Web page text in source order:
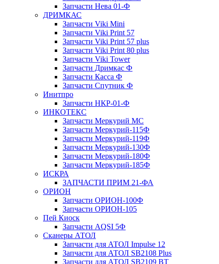
Запчасти Нева 01-Ф
ДРИМКАС
Запчасти Viki Mini
Запчасти Viki Print 57
Запчасти Viki Print 57 plus
Запчасти Viki Print 80 plus
Запчасти Viki Tower
Запчасти Дримкас Ф
Запчасти Касса Ф
Запчасти Спутник Ф
Инитпро
Запчасти НКР-01-Ф
ИНКОТЕКС
Запчасти Меркурий МС
Запчасти Меркурий-115Ф
Запчасти Меркурий-119Ф
Запчасти Меркурий-130Ф
Запчасти Меркурий-180Ф
Запчасти Меркурий-185Ф
ИСКРА
ЗАПЧАСТИ ПРИМ 21-ФА
ОРИОН
Запчасти ОРИОН-100Ф
Запчасти ОРИОН-105
Пей Киоск
Запчасти AQSI 5Ф
Сканеры АТОЛ
Запчасти для АТОЛ Impulse 12
Запчасти для АТОЛ SB2108 Plus
Запчасти для АТОЛ SB2109 BT